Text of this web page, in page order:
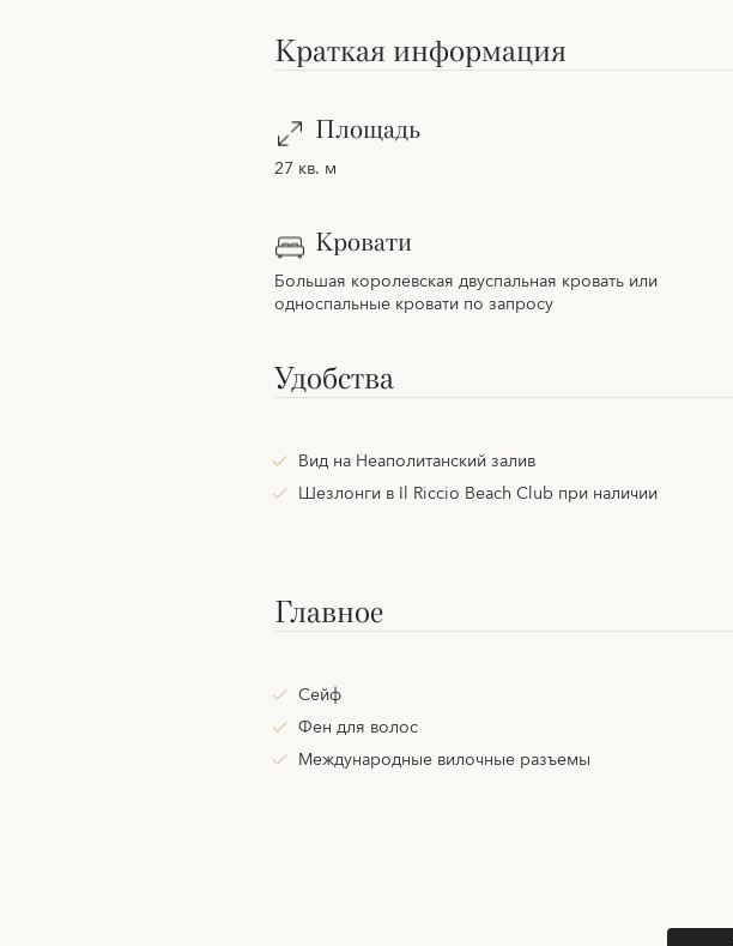
Краткая информация
Площадь
27 кв. м
Кровати
Большая королевская двуспальная кровать или
односпальные кровати по запросу
Удобства
Вид на Неаполитанский залив
Шезлонги в Il Riccio Beach Club при наличии
Главное
Сейф
Фен для волос
Международные вилочные разъемы